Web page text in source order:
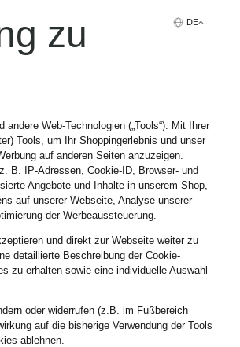
Farbe
nach:
DE
zu
Web-Technologien („Tools“). Mit Ihrer
Tools, um Ihr Shoppingerlebnis und unser
auf anderen Seiten anzuzeigen.
B. IP-Adressen, Cookie-ID, Browser- und
Angebote und Inhalte in unserem Shop,
auf unserer Webseite, Analyse unserer
der Werbeaussteuerung.
und direkt zur Webseite weiter zu
detaillierte Beschreibung der Cookie-
zu erhalten sowie eine individuelle Auswahl
oder widerrufen (z.B. im Fußbereich
auf die bisherige Verwendung der Tools
ablehnen.